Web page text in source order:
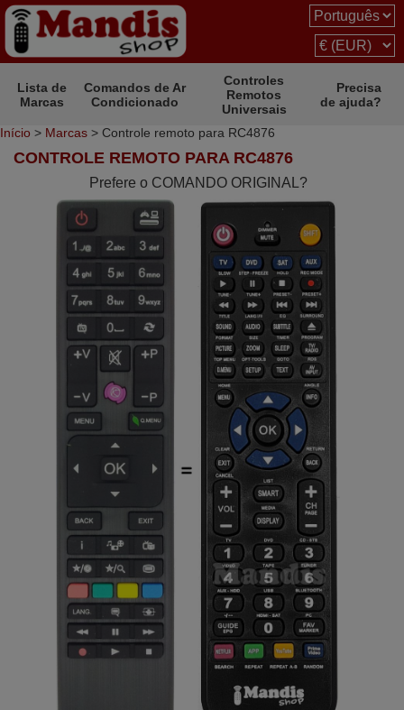
Lista de
Marcas
Comandos de Ar
Condicionado
Controles
Remotos
Universais
Precisa
de ajuda?
Início > Marcas > Controle remoto para RC4876
CONTROLE REMOTO PARA RC4876
Prefere o COMANDO ORIGINAL?